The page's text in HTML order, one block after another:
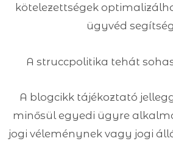
kötelezettségek
ügyvéd
A struccpolitika tehát
A blogcikk tájékoztató
minősül egyedi ügyre
jogi véleménynek vagy jogi